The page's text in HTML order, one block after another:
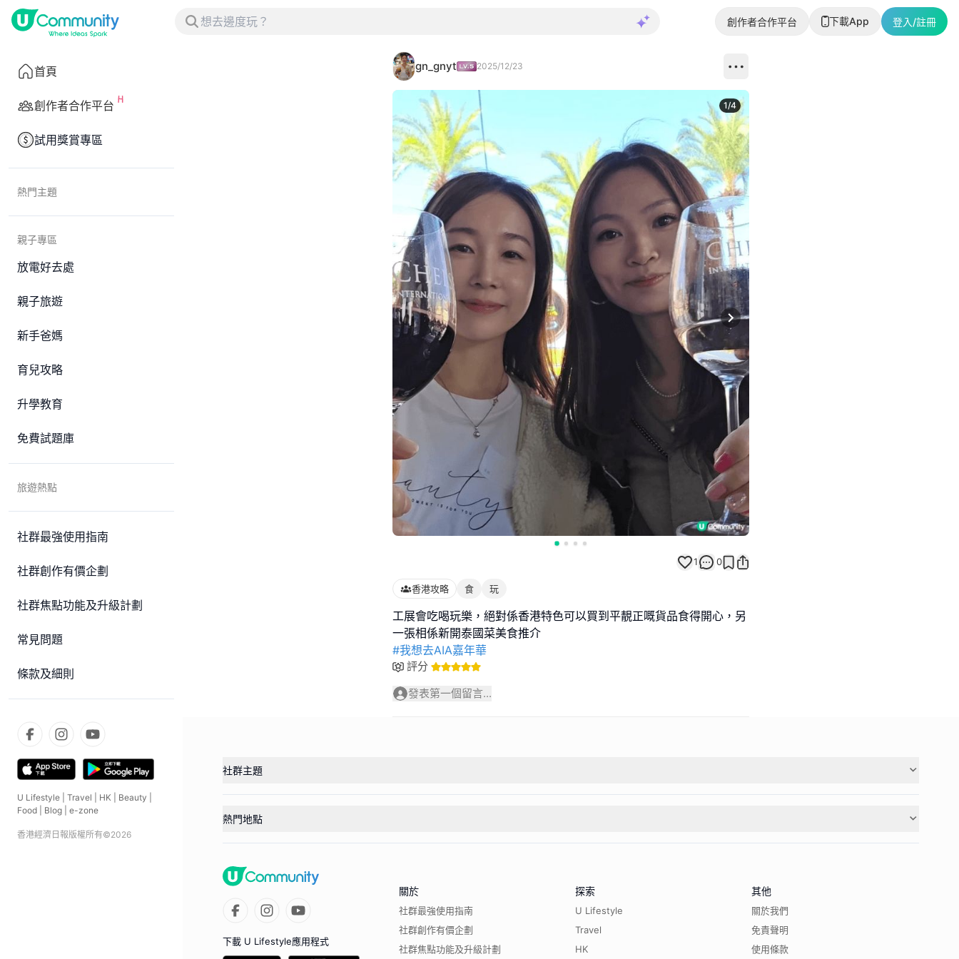
創作者合作平台 下載App 登入/註冊
首頁
創作者合作平台
試用獎賞專區
熱門主題
親子專區
放電好去處
親子旅遊
新手爸媽
育兒攻略
升學教育
免費試題庫
旅遊熱點
社群最強使用指南
社群創作有價企劃
社群焦點功能及升級計劃
常見問題
條款及細則
U Lifestyle Travel HK Beauty
Food
Blog e-zone
香港經濟日報版權所有©2026
gn_gnyt 2025/12/23
Next slide
1/4
1 0
香港攻略 食 玩
工展會吃喝玩樂，絕對係香港特色可以買到平靚正嘅貨品食得開心，另
#我想去AIA嘉年華
評分
發表第一個留言...
社群主題
熱門地點
下載 U Lifestyle應用程式
關於
社群最強使用指南
社群創作有價企劃
社群焦點功能及升級計劃
探索
U Lifestyle
Travel
HK
其他
關於我們
免責聲明
使用條款